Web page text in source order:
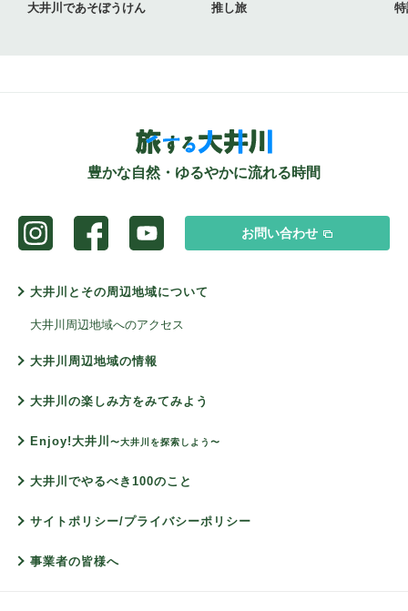
大井川であそぼうけん 推し旅
豊かな自然・ゆるやかに流れる時間
お問い合わせ
大井川とその周辺地域について
大井川周辺地域へのアクセス
大井川周辺地域の情報
大井川の楽しみ方をみてみよう
Enjoy!大井川 〜大井川を探索しよう〜
大井川でやるべき100のこと
サイトポリシー/プライバシーポリシー
事業者の皆様へ